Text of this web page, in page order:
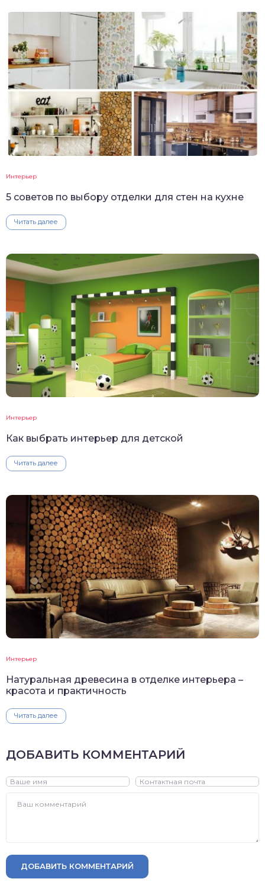
Интерьер
5 советов по выбору отделки для стен на кухне
Читать далее
Интерьер
Как выбрать интерьер для детской
Читать далее
Интерьер
Натуральная древесина в отделке интерьера –
красота и практичность
Читать далее
ДОБАВИТЬ КОММЕНТАРИЙ
ДОБАВИТЬ КОММЕНТАРИЙ